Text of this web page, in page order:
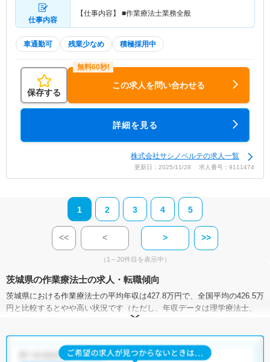
仕事内容
【仕事内容】 ■作業療法士業務全般
車通勤可 残業少なめ 積極採用中
保存する
この求人を問い合わせる
詳細を見る
株式会社サシノベルテの求人一覧
更新日：2025/11/28 求人番号：9111474
1 2 3 4 5
<< < > >>
（1～20件目を表示中）
茨城県の作業療法士の求人・転職傾向
茨城県における作業療法士の平均年収は427.8万円で、全国平均の426.5万
円と比較するとやや高い状況です（ただし、年収データは理学療法士、
言語聴覚士、視能訓練士を含む統計値です）。また、作業療法士の求人
有効求人倍率は、全国平均が4.03倍なのに対して、茨城県は7.18倍。茨城